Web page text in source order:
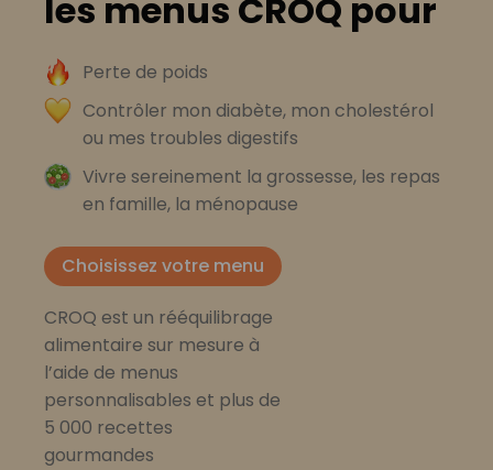
les menus CROQ pour
Perte de poids
Contrôler mon diabète, mon cholestérol
ou mes troubles digestifs
Vivre sereinement la grossesse, les repas
en famille, la ménopause
Choisissez votre menu
CROQ est un rééquilibrage
alimentaire sur mesure à
l’aide de menus
personnalisables et plus de
5 000 recettes
gourmandes